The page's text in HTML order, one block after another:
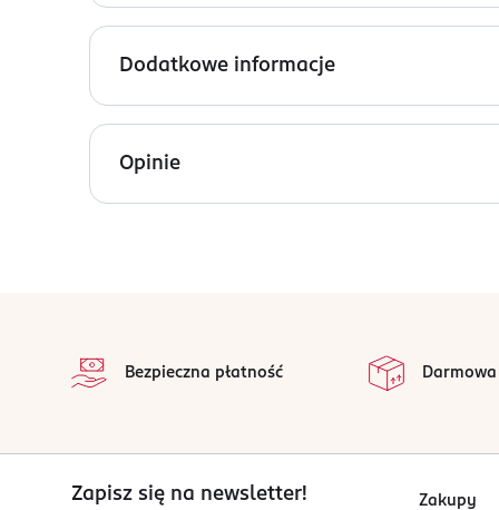
Co założy Elsa, żeby na wielkim balu wprawić w
Ubieraj siostry i ich przyjaciół w stroje
Dodatkowe informacje
PRODUCENT/PODMIOT ODPOWIEDZIALNY
Ameet Polska Sp.z o.o.
Nowe Sady 6
94-102
9 788325 348618
Opinie
Bezpieczna płatność
Zapisz się na newsletter! Zakupy